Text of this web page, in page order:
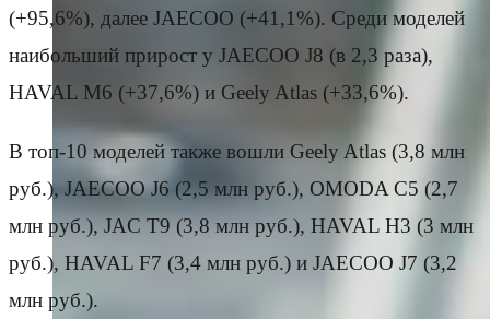
(+95,6%), далее JAECOO (+41,1%). Среди моделей
наибольший прирост у JAECOO J8 (в 2,3 раза),
HAVAL M6 (+37,6%) и Geely Atlas (+33,6%).
В топ-10 моделей также вошли Geely Atlas (3,8 млн
руб.), JAECOO J6 (2,5 млн руб.), OMODA C5 (2,7
млн руб.), JAC T9 (3,8 млн руб.), HAVAL H3 (3 млн
руб.), HAVAL F7 (3,4 млн руб.) и JAECOO J7 (3,2
млн руб.).